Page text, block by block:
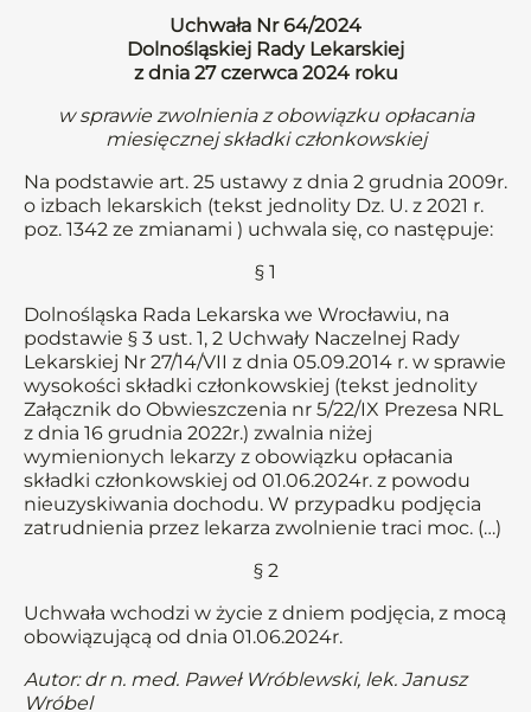
Uchwała Nr 64/2024
Dolnośląskiej Rady Lekarskiej
z dnia 27 czerwca 2024 roku
w sprawie zwolnienia z obowiązku opłacania
miesięcznej składki członkowskiej
Na podstawie art. 25 ustawy z dnia 2 grudnia 2009r.
o izbach lekarskich (tekst jednolity Dz. U. z 2021 r.
poz. 1342 ze zmianami ) uchwala się, co następuje:
§ 1
Dolnośląska Rada Lekarska we Wrocławiu, na
podstawie § 3 ust. 1, 2 Uchwały Naczelnej Rady
Lekarskiej Nr 27/14/VII z dnia 05.09.2014 r. w sprawie
wysokości składki członkowskiej (tekst jednolity
Załącznik do Obwieszczenia nr 5/22/IX Prezesa NRL
z dnia 16 grudnia 2022r.) zwalnia niżej
wymienionych lekarzy z obowiązku opłacania
składki członkowskiej od 01.06.2024r. z powodu
nieuzyskiwania dochodu. W przypadku podjęcia
zatrudnienia przez lekarza zwolnienie traci moc. (…)
§ 2
Uchwała wchodzi w życie z dniem podjęcia, z mocą
obowiązującą od dnia 01.06.2024r.
Autor: dr n. med. Paweł Wróblewski, lek. Janusz
Wróbel